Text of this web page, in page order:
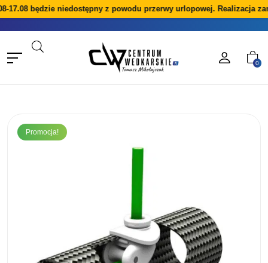
17.08 będzie niedostępny z powodu przerwy urlopowej. Realizacja
0
Promocja!